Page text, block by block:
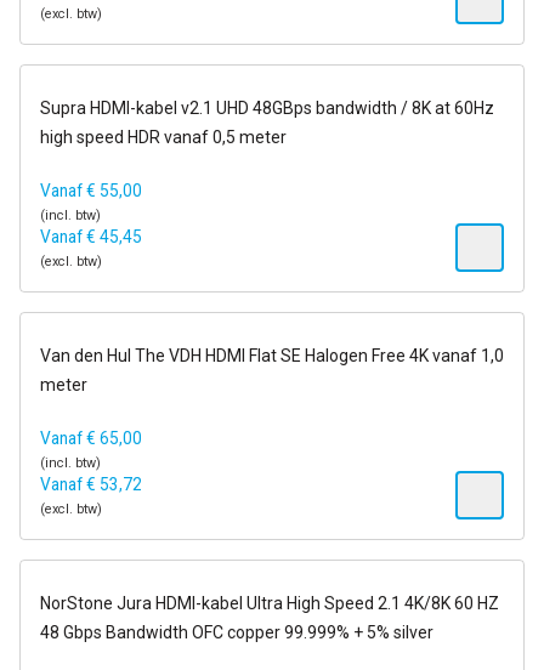
(excl. btw)
op voorraad
Supra HDMI-kabel v2.1 UHD 48GBps bandwidth / 8K at 60Hz
high speed HDR vanaf 0,5 meter
Vanaf€ 55,00
(incl. btw)
Vanaf€ 45,45
(excl. btw)
op voorraad
Van den Hul The VDH HDMI Flat SE Halogen Free 4K vanaf 1,0
meter
Vanaf€ 65,00
(incl. btw)
Vanaf€ 53,72
(excl. btw)
1-2 dagen
NorStone Jura HDMI-kabel Ultra High Speed 2.1 4K/8K 60 HZ
48 Gbps Bandwidth OFC copper 99.999% + 5% silver